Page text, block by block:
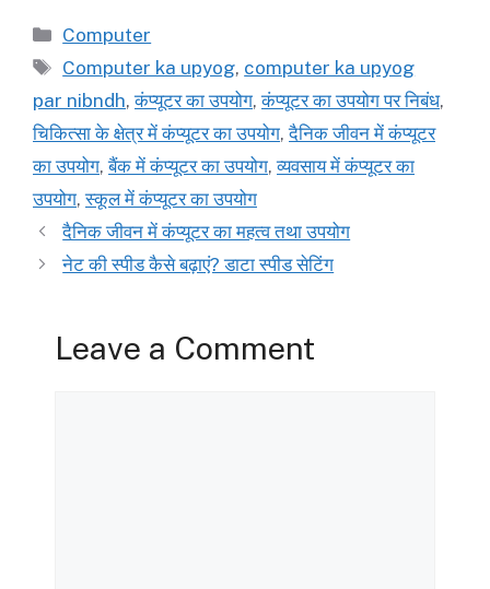
Categories
Computer
Tags
Computer ka upyog, computer ka upyog
par nibndh,कंप्यूटर का उपयोग,कंप्यूटर का उपयोग पर निबंध,
चिकित्सा के क्षेत्र में कंप्यूटर का उपयोग,दैनिक जीवन में कंप्यूटर
का उपयोग,बैंक में कंप्यूटर का उपयोग,व्यवसाय में कंप्यूटर का
उपयोग,स्कूल में कंप्यूटर का उपयोग
दैनिक जीवन में कंप्यूटर का महत्व तथा उपयोग
नेट की स्पीड कैसे बढ़ाएं? डाटा स्पीड सेटिंग
Leave a Comment